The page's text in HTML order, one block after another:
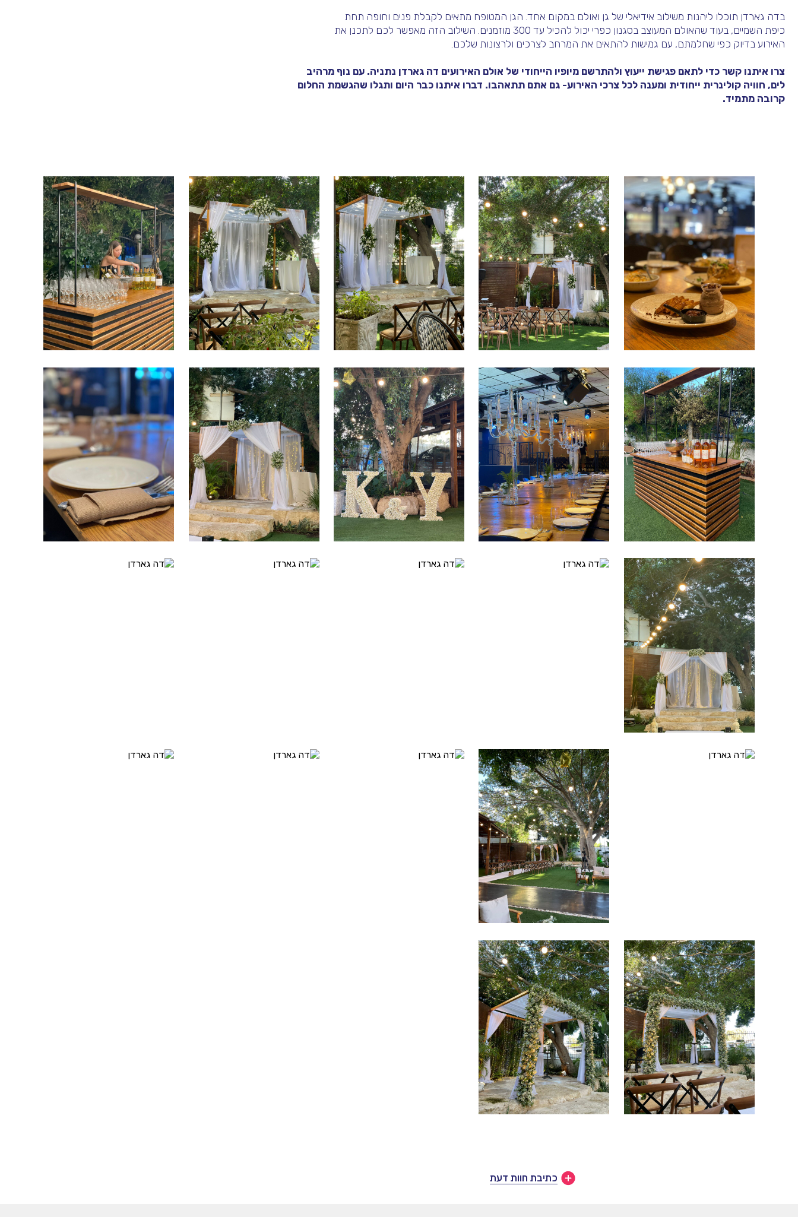
בדה גארדן תוכלו ליהנות משילוב אידיאלי של גן ואולם במקום אחד. הגן המטופח מתאים לקבלת פנים וחופה תחת
כיפת השמיים, בעוד שהאולם המעוצב בסגנון כפרי יכול להכיל עד 300 מוזמנים. השילוב הזה מאפשר לכם לתכנן את
האירוע בדיוק כפי שחלמתם, עם גמישות להתאים את המרחב לצרכים ולרצונות שלכם.
צרו איתנו קשר כדי לתאם פגישת ייעוץ ולהתרשם מיופיו הייחודי של אולם האירועים דה גארדן נתניה. עם נוף מרהיב
לים, חוויה קולינרית ייחודית ומענה לכל צרכי האירוע- גם אתם תתאהבו. דברו איתנו כבר היום ותגלו שהגשמת החלום
קרובה מתמיד.
כתיבת חוות דעת